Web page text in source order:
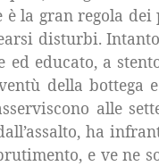
è la gran regola
disturbi.
educato, a
della
alle
ha
e ve